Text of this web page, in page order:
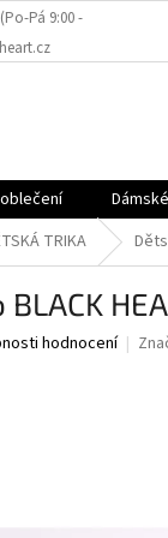
Pá 9:00 -
TRIKA
hodnocení